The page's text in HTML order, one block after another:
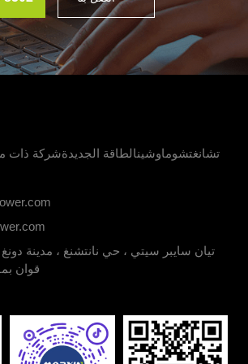
طريقة الاتصال: 8502
تشانغتشوماوشينالطاقة الجديدةشركة ذات
قوان